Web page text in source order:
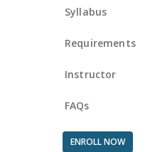
Syllabus
Requirements
Instructor
FAQs
ENROLL NOW